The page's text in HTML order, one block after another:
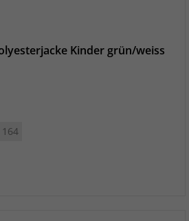
Kinder grün/weiss
164